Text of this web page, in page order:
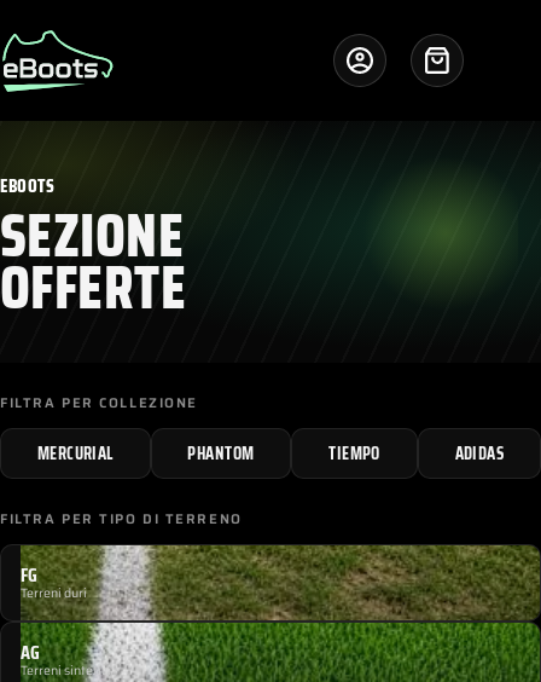
contenuto
Carrello
EBOOTS
SEZIONE
OFFERTE
FILTRA PER COLLEZIONE
MERCURIAL PHANTOM TIEMPO ADIDAS
FILTRA PER TIPO DI TERRENO
FG
Terreni duri
AG
Terreni sintetici